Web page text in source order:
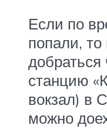
Если по
попали,
добраться
станцию
вокзал) в
можно